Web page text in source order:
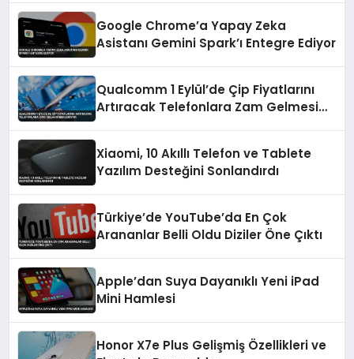
Google Chrome’a Yapay Zeka
Asistanı Gemini Spark’ı Entegre Ediyor
Qualcomm 1 Eylül’de Çip Fiyatlarını
Artıracak Telefonlara Zam Gelmesi
Xiaomi, 10 Akıllı Telefon ve Tablete
Yazılım Desteğini Sonlandırdı
Türkiye’de YouTube’da En Çok
Arananlar Belli Oldu Diziler Öne Çıktı
Apple’dan Suya Dayanıklı Yeni iPad
Mini Hamlesi
Honor X7e Plus Gelişmiş Özellikleri ve